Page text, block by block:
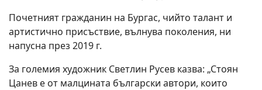
Почетният гражданин на Бургас, чийто талант и
артистично присъствие, вълнува поколения, ни
напусна през 2019 г.
За големия художник Светлин Русев казва: „Стоян
Цанев е от малцината български автори, които